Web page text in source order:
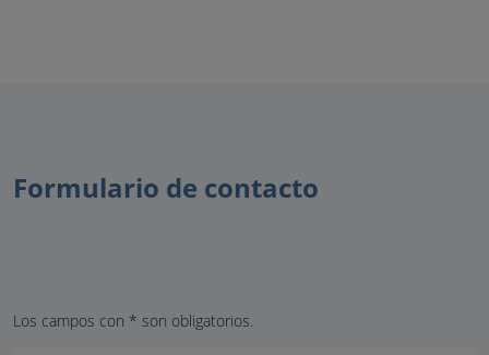
Formulario de contacto
Los campos con * son obligatorios.